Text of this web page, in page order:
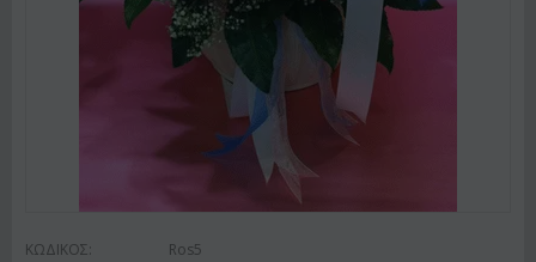
ΚΩΔΙΚΟΣ: Ros5